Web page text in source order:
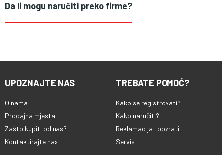
Da li mogu naručiti preko firme?
UPOZNAJTE NAS
O nama
Prodajna mjesta
Zašto kupiti od nas?
Kontaktirajte nas
TREBATE POMOĆ?
Kako se registrovati?
Kako naručiti?
Reklamacija i povrati
Servis